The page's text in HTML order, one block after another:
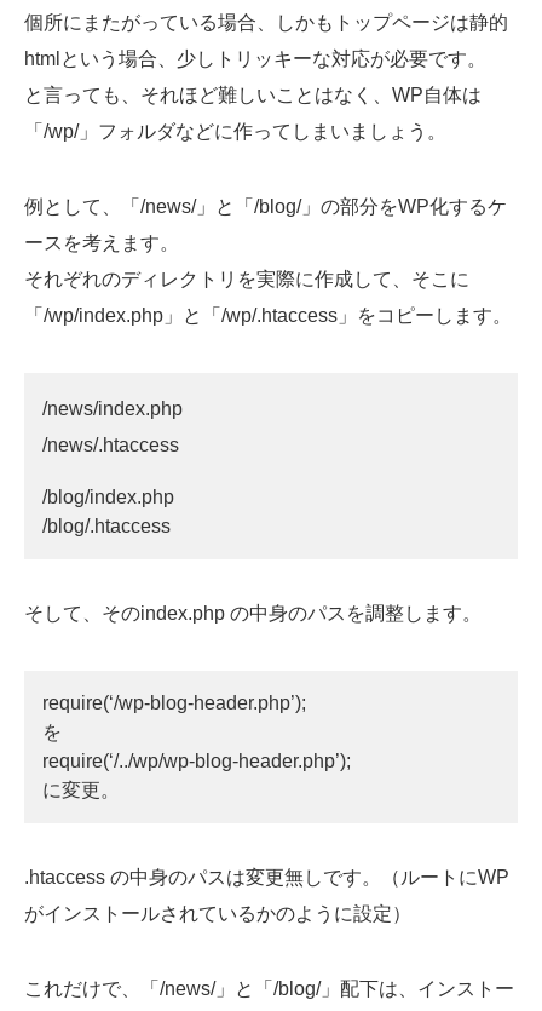
個所にまたがっている場合、しかもトップページは静的
htmlという場合、少しトリッキーな対応が必要です。
と言っても、それほど難しいことはなく、WP自体は
「/wp/」フォルダなどに作ってしまいましょう。
例として、「/news/」と「/blog/」の部分をWP化するケ
ースを考えます。
それぞれのディレクトリを実際に作成して、そこに
「/wp/index.php」と「/wp/.htaccess」をコピーします。
/news/index.php
/news/.htaccess
/blog/index.php
/blog/.htaccess
そして、そのindex.php の中身のパスを調整します。
require(‘/wp-blog-header.php’);
を
require(‘/../wp/wp-blog-header.php’);
に変更。
.htaccess の中身のパスは変更無しです。（ルートにWP
がインストールされているかのように設定）
これだけで、「/news/」と「/blog/」配下は、インストー